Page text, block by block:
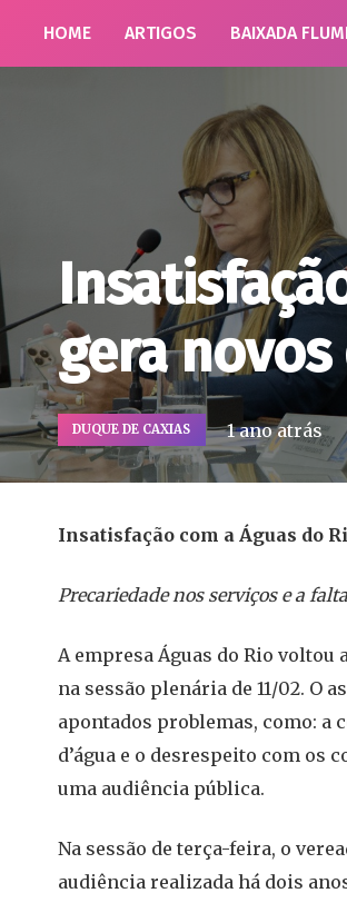
HOME ARTIGOS BAIXADA
gera novos
DUQUE DE CAXIAS 1 ano atrás
Insatisfação com a Águas do
Precariedade nos serviços e a
A empresa Águas do Rio voltou
na sessão plenária de 11/02. O
apontados problemas, como: a
d’água e o desrespeito com os
uma audiência pública.
Na sessão de terça-feira, o
audiência realizada há dois